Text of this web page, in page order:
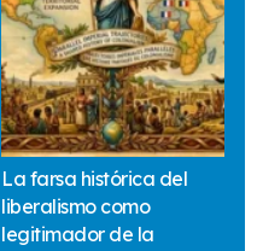
La farsa histórica del
liberalismo como
legitimador de la